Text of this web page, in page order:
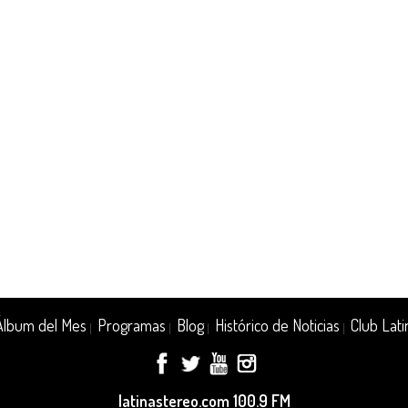
del Mes Programas Blog| Histórico de Noticias Club
latinastereo.com 100.9 FM